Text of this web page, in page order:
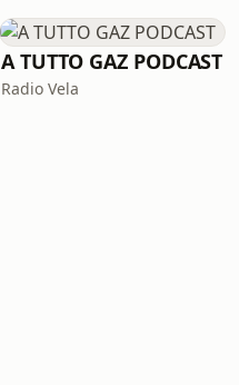
A TUTTO GAZ PODCAST
Radio Vela